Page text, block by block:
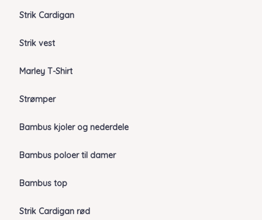
Strik Cardigan
Strik vest
Marley T-Shirt
Strømper
Bambus kjoler og nederdele
Bambus poloer til damer
Bambus top
Strik Cardigan rød